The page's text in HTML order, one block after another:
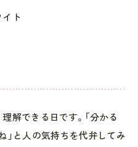
ト
解できる日です。「分かる
」と人の気持ちを代弁してみ